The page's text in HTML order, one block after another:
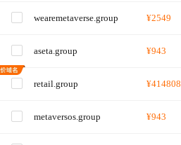
wearemetaverse.group ¥2549
aseta.group ¥943
retail.group ¥414808
metaversos.group ¥943